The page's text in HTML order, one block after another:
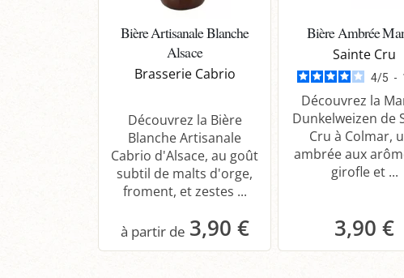
Bière Artisanale Blanche
Alsace
Brasserie Cabrio
Découvrez la Bière
Blanche Artisanale
Cabrio d'Alsace, au goût
subtil de malts d'orge,
froment, et zestes ...
3,90 €
Bière Ambrée
Sainte Cru
4/5 -
Découvrez la
Dunkelweizen de
Cru à Colmar,
ambrée aux
girofle et ...
3,90 €